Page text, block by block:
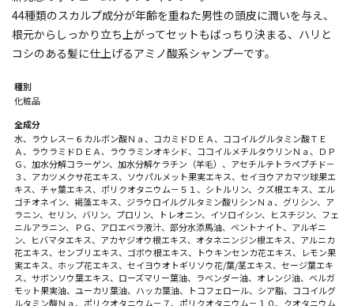
44種類のスカルプ成分が年齢を重ねた男性の頭皮に潤いを与え、
根元からしっかり立ち上がってセットもばっちり決まる、ハリと
コシのある髪に仕上げるアミノ酸系シャンプーです。
種別
化粧品
全成分
水、ラウレス－６カルボン酸Ｎａ、コカミドＤＥＡ、ココイルグルタミン酸ＴＥ
Ａ、ラウラミドＤＥＡ、ラウラミンオキシド、ココイルメチルタウリンＮａ、ＤＰ
Ｇ、加水分解コラーゲン、加水分解ケラチン（羊毛）、アセチルテトラペプチド－
３、アカツメクサ花エキス、ソウパルメット果実エキス、セイヨウアカマツ球果エ
キス、チャ葉エキス、ポリクオタニウム－５１、シトルリン、クズ根エキス、エル
ゴチオネイン、褐藻エキス、ジラウロイルグルタミン酸リシンＮａ、グリシン、ア
ラニン、セリン、バリン、プロリン、トレオニン、イソロイシン、ヒスチジン、フェ
ニルアラニン、ＰＧ、アロエベラ液汁、部分水添馬油、ベントナイト、アルギニ
ン、ヒバマタエキス、アカヤジオウ根エキス、オタネニンジン根エキス、アルニカ
花エキス、センブリエキス、ゴボウ根エキス、トウキンセンカ花エキス、レモン果
実エキス、ホップ花エキス、セイヨウオトギリソウ花/葉/茎エキス、セージ葉エキ
ス、サボンソウ葉エキス、ローズマリー葉油、ラベンダー油、オレンジ油、ベルガ
モット果実油、ユーカリ葉油、ハッカ葉油、トコフェロール、シア脂、ココイルグ
ルタミン酸Ｎａ、ポリクオタニウム－７、ポリクオタニウム－１０、クオタニウム